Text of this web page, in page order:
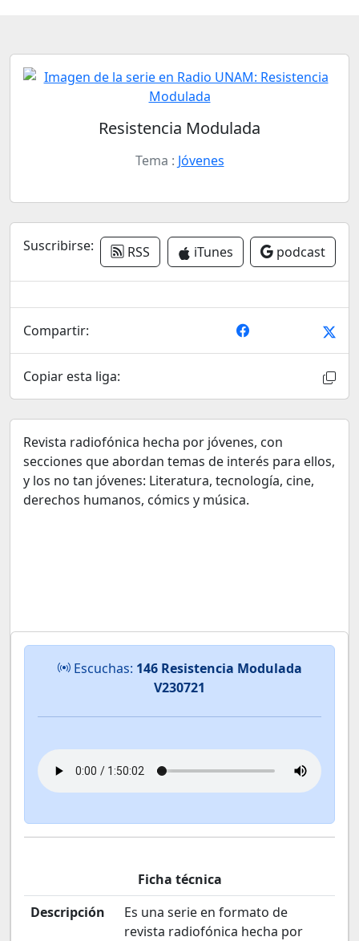
Resistencia Modulada
Tema : Jóvenes
Suscribirse: RSS iTunes podcast
Compartir:
Copiar esta liga:
Revista radiofónica hecha por jóvenes, con
secciones que abordan temas de interés para ellos,
y los no tan jóvenes: Literatura, tecnología, cine,
derechos humanos, cómics y música.
Escuchas: 146 Resistencia Modulada
V230721
Ficha técnica
Descripción
Es una serie en formato de
revista radiofónica hecha por